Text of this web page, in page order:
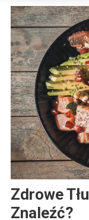
Zdrowe
Znaleźć?